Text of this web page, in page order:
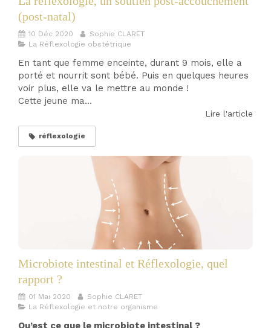
(post-natal)
10 Déc 2020
Sophie CLARET
La Réflexologie obstétrique
En tant que femme enceinte, durant 9 mois, elle a
porté et nourrit sont bébé. Puis en quelques heures
voir plus, elle va le mettre au monde !
Cette jeune ma...
Lire l'article
réflexologie
Microbiote intestinal et Réflexologie, quel
rapport ?
01 Mai 2020
Sophie CLARET
La Réflexologie et notre organisme
Qu’est ce que le microbiote intestinal ?